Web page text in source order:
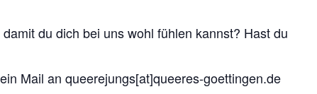
du dich bei uns wohl fühlen kannst? Hast du
Mail an queerejungs[at]queeres-goettingen.de